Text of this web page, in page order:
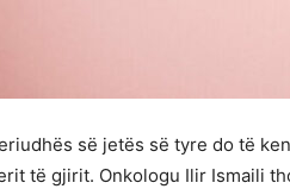
së jetës së tyre do të
të gjirit. Onkologu Ilir Ismaili